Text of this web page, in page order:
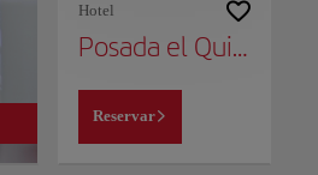
Hotel
Posada el Quijote
Reservar